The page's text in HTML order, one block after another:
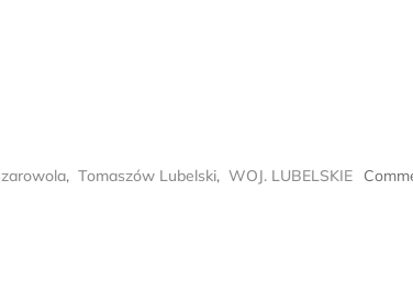
, Tomaszów Lubelski, WOJ. LUBELSKIE